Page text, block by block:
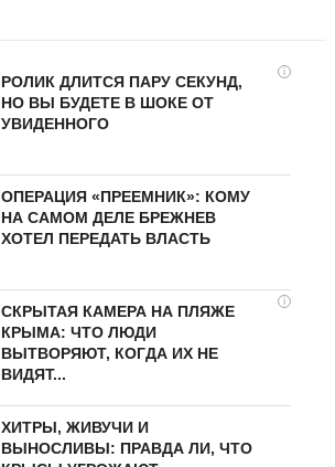
i
РОЛИК ДЛИТСЯ ПАРУ СЕКУНД,
НО ВЫ БУДЕТЕ В ШОКЕ ОТ
УВИДЕННОГО
ОПЕРАЦИЯ «ПРЕЕМНИК»: КОМУ
НА САМОМ ДЕЛЕ БРЕЖНЕВ
ХОТЕЛ ПЕРЕДАТЬ ВЛАСТЬ
i
СКРЫТАЯ КАМЕРА НА ПЛЯЖЕ
КРЫМА: ЧТО ЛЮДИ
ВЫТВОРЯЮТ, КОГДА ИХ НЕ
ВИДЯТ...
ХИТРЫ, ЖИВУЧИ И
ВЫНОСЛИВЫ: ПРАВДА ЛИ, ЧТО